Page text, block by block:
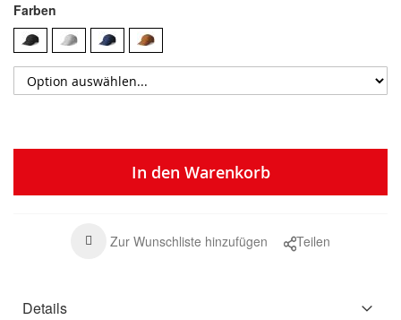
Farben
In den Warenkorb
Zur Wunschliste hinzufügen Teilen
Details